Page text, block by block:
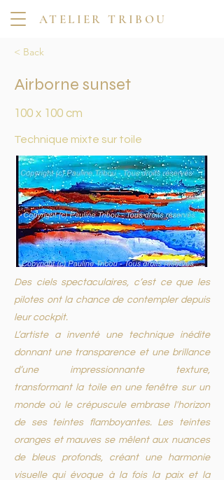
ATELIER TRIBOU
< Back
Airborne sunset
100 x 100 cm
Technique mixte sur toile
Des ciels spectaculaires, c’est ce que les
pilotes ont la chance de contempler depuis
leur cockpit.
L’artiste a inventé une technique inédite
donnant une transparence et une brillance
d’une impressionnante texture,
transformant la toile en une fenêtre sur un
monde où le crépuscule embrase l'horizon
de ses teintes flamboyantes. Les teintes
oranges et mauves se mêlent aux nuances
de bleus profonds, créant une harmonie
visuelle qui évoque à la fois la paix et la